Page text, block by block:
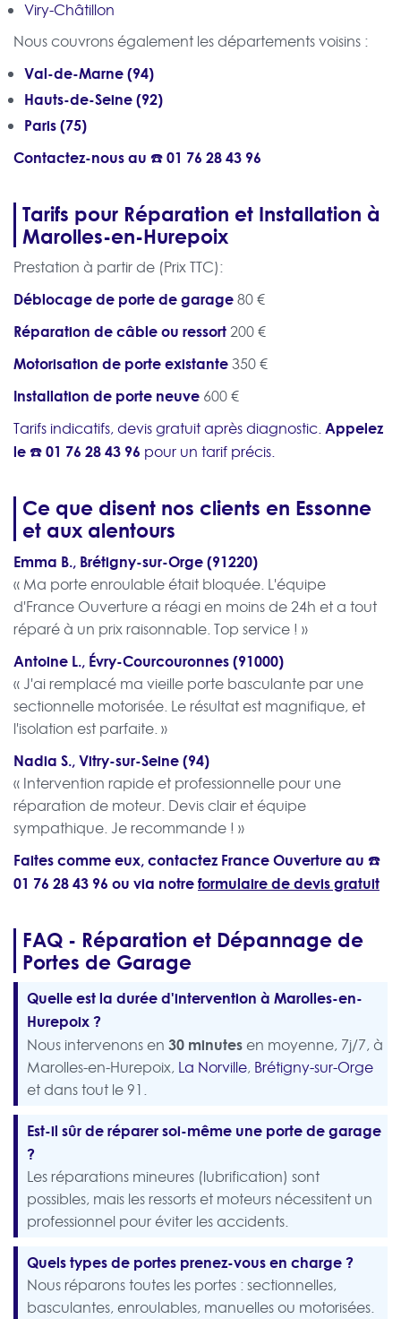
Viry-Châtillon
Nous couvrons également les départements voisins :
Val-de-Marne (94)
Hauts-de-Seine (92)
Paris (75)
Contactez-nous au ☎️01 76 28 43 96
Tarifs pour Réparation et Installation à
Marolles-en-Hurepoix
Prestation à partir de (Prix TTC):
Déblocage de porte de garage80 €
Réparation de câble ou ressort200 €
Motorisation de porte existante350 €
Installation de porte neuve 600 €
Tarifs indicatifs, devis gratuit après diagnostic.Appelez
le ☎️01 76 28 43 96 pour un tarif précis.
Ce que disent nos clients en Essonne
et aux alentours
Emma B., Brétigny-sur-Orge (91220)
« Ma porte enroulable était bloquée. L'équipe
d'France Ouverture a réagi en moins de 24h et a tout
réparé à un prix raisonnable. Top service ! »
Antoine L., Évry-Courcouronnes (91000)
« J'ai remplacé ma vieille porte basculante par une
sectionnelle motorisée. Le résultat est magnifique, et
l'isolation est parfaite. »
Nadia S., Vitry-sur-Seine (94)
« Intervention rapide et professionnelle pour une
réparation de moteur. Devis clair et équipe
sympathique. Je recommande ! »
Faites comme eux, contactez France Ouverture au ☎️
01 76 28 43 96 ou via notreformulaire de devis gratuit
FAQ - Réparation et Dépannage de
Portes de Garage
Quelle est la durée d'intervention à Marolles-en-
Hurepoix ?
Nous intervenons en 30 minutes en moyenne, 7j/7, à
Marolles-en-Hurepoix, La Norville, Brétigny-sur-Orge
et dans tout le 91.
Est-il sûr de réparer soi-même une porte de garage
?
Les réparations mineures (lubrification) sont
possibles, mais les ressorts et moteurs nécessitent un
professionnel pour éviter les accidents.
Quels types de portes prenez-vous en charge ?
Nous réparons toutes les portes : sectionnelles,
basculantes, enroulables, manuelles ou motorisées.